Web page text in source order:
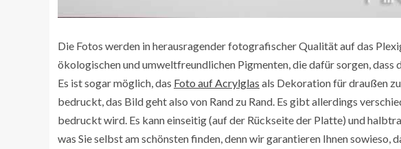
Die Fotos werden in herausragender fotografischer Qualität auf das
ökologischen und umweltfreundlichen Pigmenten, die dafür sorgen, dass
Es ist sogar möglich, das Foto auf Acrylglas als Dekoration für draußen
bedruckt, das Bild geht also von Rand zu Rand. Es gibt allerdings
bedruckt wird. Es kann einseitig (auf der Rückseite der Platte) und
was Sie selbst am schönsten finden, denn wir garantieren Ihnen sowieso,